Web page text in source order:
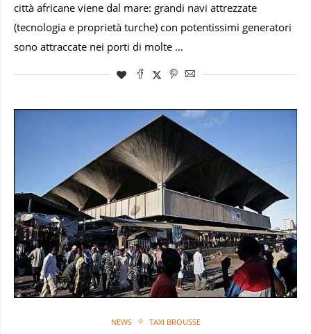
città africane viene dal mare: grandi navi attrezzate
(tecnologia e proprietà turche) con potentissimi generatori
sono attraccate nei porti di molte …
NEWS TAXI BROUSSE